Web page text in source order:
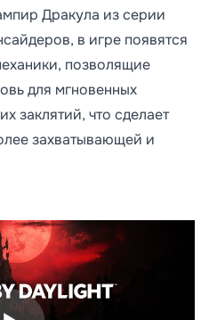
Дракула из серии
в игре появятся
позволящие
для мгновенных
заклятий, что сделает
захватывающей и